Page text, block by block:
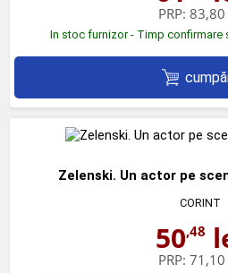
PRP: 83,80
In stoc furnizor - Timp confirmare
Zelenski. Un actor pe
CORINT
50,48
PRP: 71,10